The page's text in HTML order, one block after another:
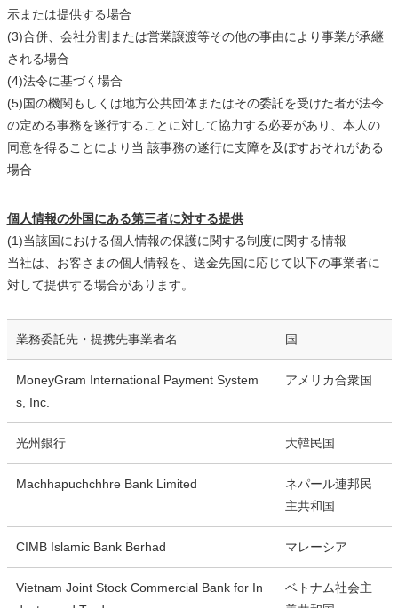
示または提供する場合
(3)合併、会社分割または営業譲渡等その他の事由により事業が承継
される場合
(4)法令に基づく場合
(5)国の機関もしくは地方公共団体またはその委託を受けた者が法令
の定める事務を遂行することに対して協力する必要があり、本人の
同意を得ることにより当 該事務の遂行に支障を及ぼすおそれがある
場合
個人情報の外国にある第三者に対する提供
(1)当該国における個人情報の保護に関する制度に関する情報
当社は、お客さまの個人情報を、送金先国に応じて以下の事業者に
対して提供する場合があります。
業務委託先・提携先事業者名 国
MoneyGram International Payment System
s, Inc.
アメリカ合衆国
光州銀行 大韓民国
Machhapuchchhre Bank Limited
ネパール連邦民
主共和国
CIMB Islamic Bank Berhad マレーシア
Vietnam Joint Stock Commercial Bank for In
ベトナム社会主